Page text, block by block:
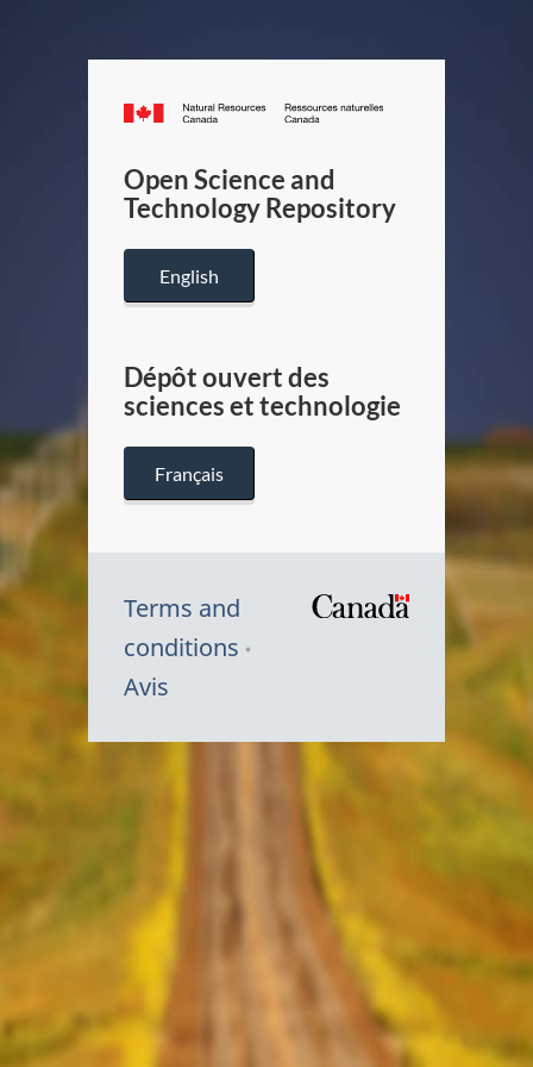
Canada.ca
/
Canada
Open Science and
Technology Repository
English
Dépôt ouvert des
sciences et technologie
Français
Terms and
conditions
Avis
Symbole
Canada